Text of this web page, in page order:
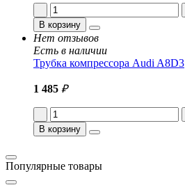
В корзину
Нет отзывов
Есть в наличии
Трубка компрессора Audi A8D3
1 485 ₽
В корзину
Популярные товары